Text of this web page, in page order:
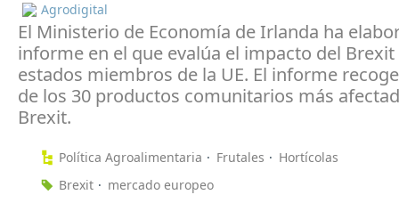
Agrodigital
El Ministerio de Economía de Irlanda ha
informe en el que evalúa el impacto del Brexit
estados miembros de la UE. El informe
de los 30 productos comunitarios más
Brexit.
Política Agroalimentaria Frutales
Hortícolas
Brexit
mercado europeo